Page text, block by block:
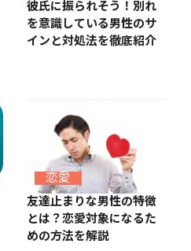
彼氏に振られそう！別れ
を意識している男性のサ
インと対処法を徹底紹介
恋愛
友達止まりな男性の特徴
とは？恋愛対象になるた
めの方法を解説